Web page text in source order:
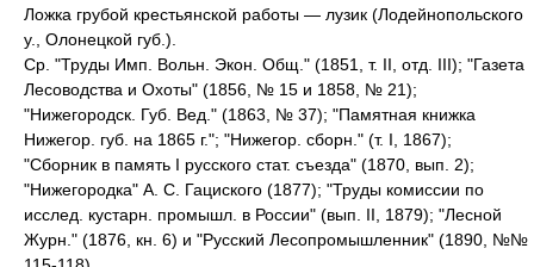
Ложка грубой крестьянской работы — лузик (Лодейнопольского
у., Олонецкой губ.).
Ср. "Труды Имп. Вольн. Экон. Общ." (1851, т. II, отд. III); "Газета
Лесоводства и Охоты" (1856, № 15 и 1858, № 21);
"Нижегородск. Губ. Вед." (1863, № 37); "Памятная книжка
Нижегор. губ. на 1865 г."; "Нижегор. сборн." (т. I, 1867);
"Сборник в память I русского стат. съезда" (1870, вып. 2);
"Нижегородка" А. С. Гациского (1877); "Труды комиссии по
исслед. кустарн. промышл. в России" (вып. II, 1879); "Лесной
Журн." (1876, кн. 6) и "Русский Лесопромышленник" (1890, №№